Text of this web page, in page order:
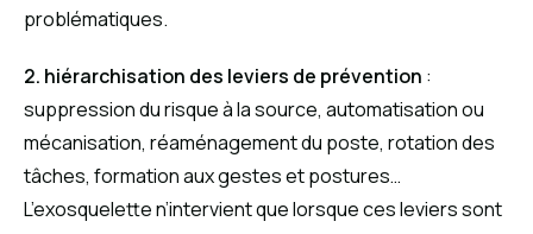
problématiques.
2. hiérarchisation des leviers de prévention :
suppression du risque à la source, automatisation ou
mécanisation, réaménagement du poste, rotation des
tâches, formation aux gestes et postures…
L’exosquelette n’intervient que lorsque ces leviers sont